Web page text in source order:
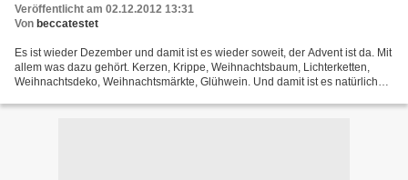
Veröffentlicht am 02.12.2012 13:31
Von beccatestet
Es ist wieder Dezember und damit ist es wieder soweit, der Advent ist da. Mit
allem was dazu gehört. Kerzen, Krippe, Weihnachtsbaum, Lichterketten,
Weihnachtsdeko, Weihnachtsmärkte, Glühwein. Und damit ist es natürlich